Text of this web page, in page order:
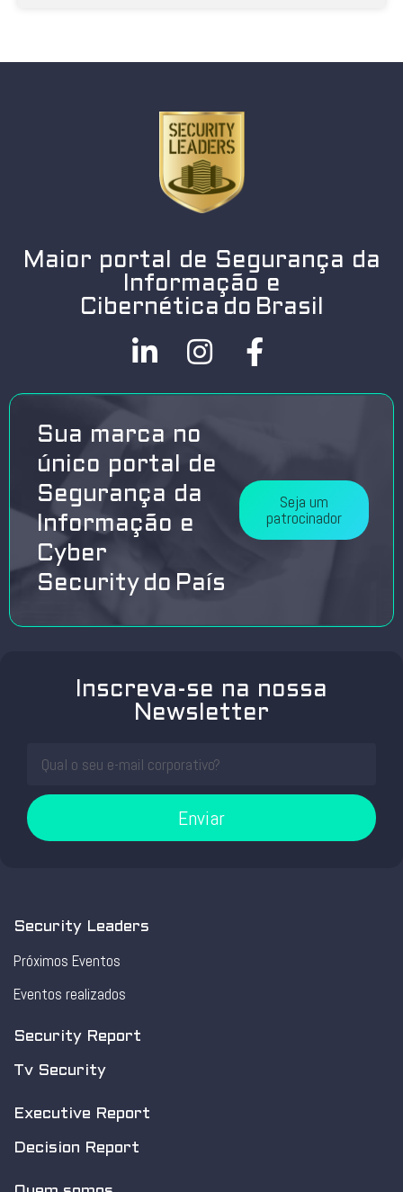
Maior portal de Segurança da
Informação e
Cibernética do Brasil
Sua marca no
único portal de
Segurança da
Informação e
Cyber
Security do País
Seja um
patrocinador
Inscreva-se na nossa
Newsletter
Enviar
Security Leaders
Próximos Eventos
Eventos realizados
Security Report
Tv Security
Executive Report
Decision Report